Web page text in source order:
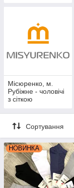
Місюренко, м.
Рубіжне - чоловічі
з сіткою
Сортування
НОВИНКА